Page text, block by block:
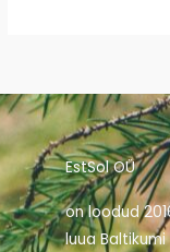
EstSol OÜ
on loodud
luua